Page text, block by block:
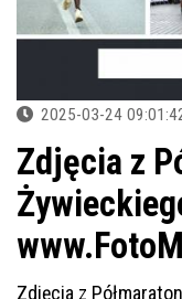
2025-03-24
Zdjęcia z
Zdjęcia z